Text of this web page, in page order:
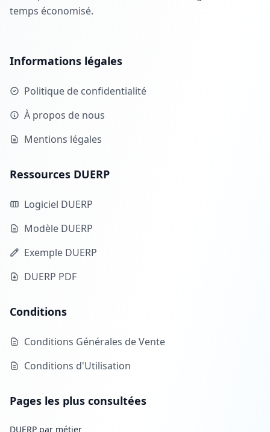
temps économisé.
Informations légales
Politique de confidentialité
À propos de nous
Mentions légales
Ressources DUERP
Logiciel DUERP
Modèle DUERP
Exemple DUERP
DUERP PDF
Conditions
Conditions Générales de Vente
Conditions d'Utilisation
Pages les plus consultées
DUERP par métier